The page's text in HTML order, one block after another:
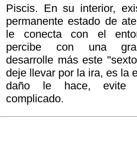
Piscis. En su interior,
permanente estado de
le conecta con el
percibe con una
desarrolle más este
deje llevar por la ira, es la
daño le hace, evite
complicado.